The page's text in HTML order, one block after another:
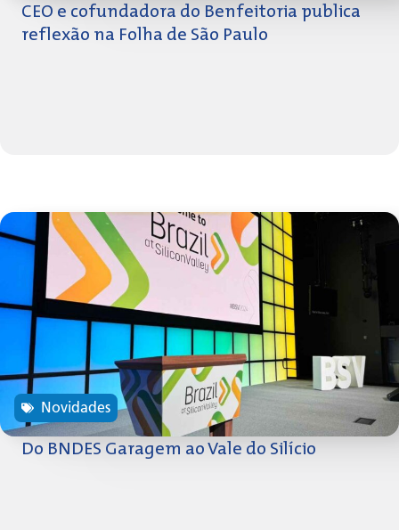
CEO e cofundadora do Benfeitoria publica
reflexão na Folha de São Paulo
Novidades
Do BNDES Garagem ao Vale do Silício